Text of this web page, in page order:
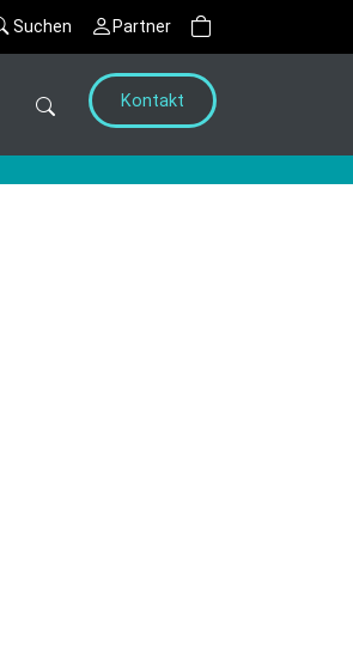
Suchen Partner
Kontakt